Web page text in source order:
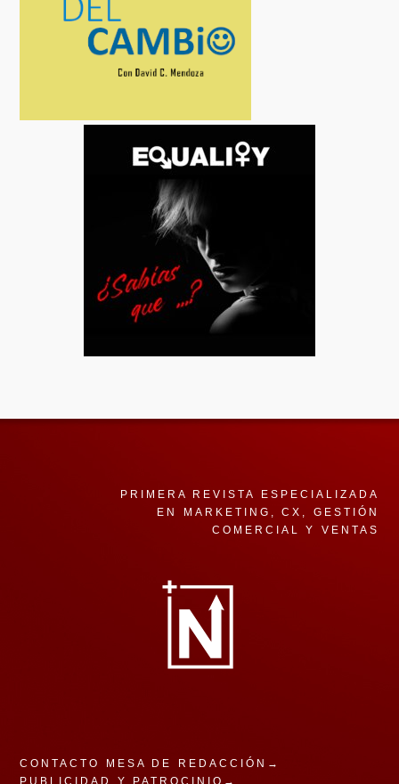
PRIMERA REVISTA ESPECIALIZADA
EN MARKETING, CX, GESTIÓN
COMERCIAL Y VENTAS
CONTACTO MESA DE REDACCIÓN→